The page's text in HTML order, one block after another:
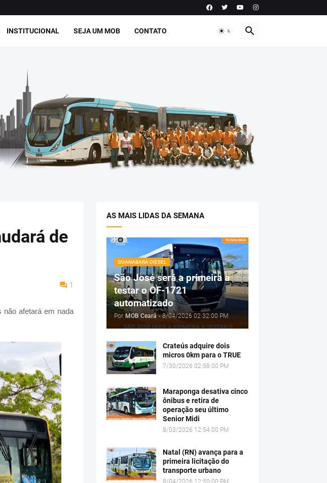
INSTITUCIONAL SEJA UM MOB CONTATO
de
1
não afetará em nada
AS MAIS LIDAS DA SEMANA
GUANABARA DIESEL
São José será a primeira a
testar o OF-1721
automatizado
Por MOB Ceará - 8/04/2026 02:32:00 PM
Crateús adquire dois
micros 0km para o TRUE
7/30/2026 02:58:00 PM
Maraponga desativa cinco
ônibus e retira de
operação seu último
Senior Midi
8/03/2026 12:54:00 PM
Natal (RN) avança para a
primeira licitação do
transporte urbano
8/04/2026 12:50:00 PM